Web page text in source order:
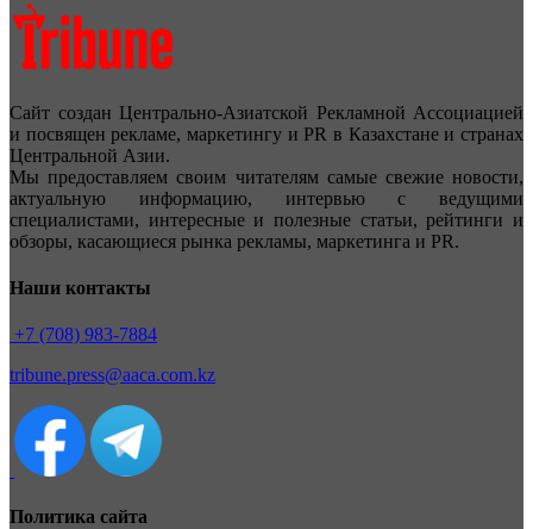
Сайт создан Центрально-Азиатской Рекламной Ассоциацией
и посвящен рекламе, маркетингу и PR в Казахстане и странах
Центральной Азии.
Мы предоставляем своим читателям самые свежие новости,
актуальную информацию, интервью с ведущими
специалистами, интересные и полезные статьи, рейтинги и
обзоры, касающиеся рынка рекламы, маркетинга и PR.
Наши контакты
+7 (708) 983-7884
tribune.press@aaca.com.kz
Политика сайта